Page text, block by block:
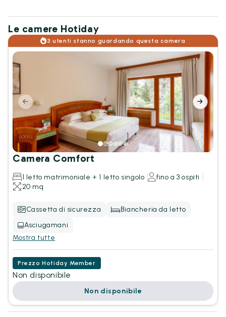
Le camere Hotiday
3 utenti stanno guardando questa camera
Camera Comfort
1 letto matrimoniale + 1 letto singolo
fino a 3 ospiti
20 mq
Cassetta di sicurezza
Biancheria da letto
Asciugamani
Mostra tutte
Prezzo Hotiday Member
Non disponibile
Non disponibile